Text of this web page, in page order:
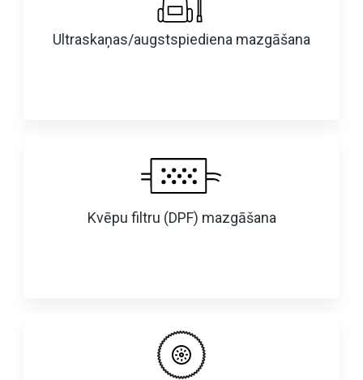
Ultraskaņas/augstspiediena mazgāšana
Kvēpu filtru (DPF) mazgāšana